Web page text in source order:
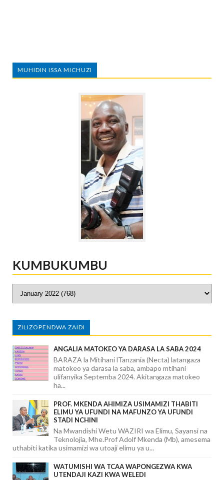
MUHIDIN ISSA MICHUZI
KUMBUKUMBU
ZILIZOPENDWA ZAIDI
ANGALIA MATOKEO YA DARASA LA SABA 2024
BARAZA la Mitihani lTanzania (Necta) latangaza
matokeo ya darasa la saba, ambapo mtihani
ulifanyika Septemba 2024. Akitangaza matokeo
ha...
PROF. MKENDA AHIMIZA USIMAMIZI THABITI
ELIMU YA UFUNDI NA MAFUNZO YA UFUNDI
STADI NCHINI
Na Mwandishi Wetu WAZIRI wa Elimu, Sayansi na
Teknolojia, Mhe.Prof Adolf Mkenda (Mb), amesema
uthabiti katika usimamizi wa utoaji elimu ya u...
WATUMISHI WA TCAA WAPONGEZWA KWA
UTENDAJI KAZI KWA WELEDI